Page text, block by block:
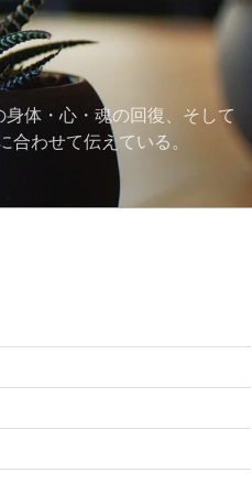
体・心・魂の回復、そして
わせて伝えている。